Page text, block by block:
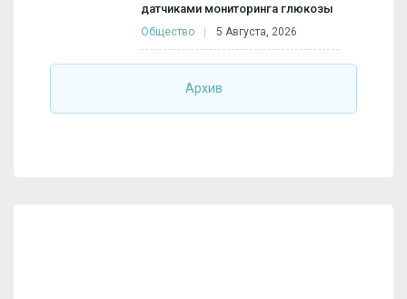
датчиками мониторинга глюкозы
Общество 5 Августа, 2026
Архив